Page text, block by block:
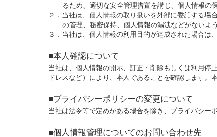
るため、適切な安全管理措置を講じ、個人情報の
２．当社は、個人情報の取り扱いを外部に委託する
の管理、秘密保持、個人情報の漏洩などがないよ
３．当社は、個人情報の利用目的が達成された場合は
■本人確認について
当社は、個人情報の開示、訂正・削除もしくは利用停
ドレスなど）により、本人であることを確認します
■プライバシーポリシーの変更について
当社は法令等で定めがある場合を除き、プライバシー
■個人情報管理についてのお問い合わせ先